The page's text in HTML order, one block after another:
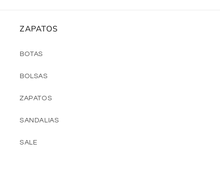
ZAPATOS
BOTAS
BOLSAS
ZAPATOS
SANDALIAS
SALE